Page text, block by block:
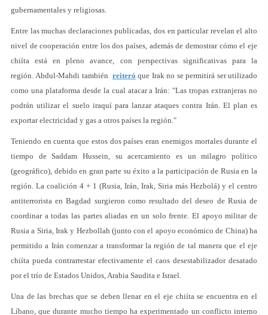
gubernamentales y religiosas.
Entre las muchas declaraciones publicadas, dos en particular revelan el alto
nivel de cooperación entre los dos países, además de demostrar cómo el eje
chiíta está en pleno avance, con perspectivas significativas para la
región. Abdul-Mahdi también reiteró que Irak no se permitirá ser utilizado
como una plataforma desde la cual atacar a Irán: "Las tropas extranjeras no
podrán utilizar el suelo iraquí para lanzar ataques contra Irán. El plan es
exportar electricidad y gas a otros países la región."
Teniendo en cuenta que estos dos países eran enemigos mortales durante el
tiempo de Saddam Hussein, su acercamiento es un milagro político
(geográfico), debido en gran parte su éxito a la participación de Rusia en la
región. La coalición 4 + 1 (Rusia, Irán, Irak, Siria más Hezbolá) y el centro
antiterrorista en Bagdad surgieron como resultado del deseo de Rusia de
coordinar a todas las partes aliadas en un solo frente. El apoyo militar de
Rusia a Siria, Irak y Hezbollah (junto con el apoyo económico de China) ha
permitido a Irán comenzar a transformar la región de tal manera que el eje
chiíta pueda contrarrestar efectivamente el caos desestabilizador desatado
por el trío de Estados Unidos, Arabia Saudita e Israel.
Una de las brechas que se deben llenar en el eje chiíta se encuentra en el
Líbano, que durante mucho tiempo ha experimentado un conflicto interno